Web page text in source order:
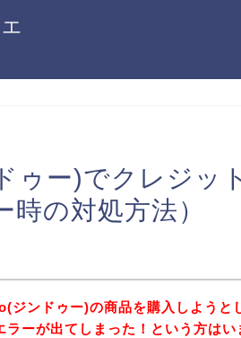
ゥー)でクレジッ
時の対処方法）
ジンドゥー)の商品を購入しようと
ラーが出てしまった！という方はい